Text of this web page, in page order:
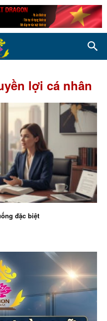
lợi cá nhân
đặc biệt